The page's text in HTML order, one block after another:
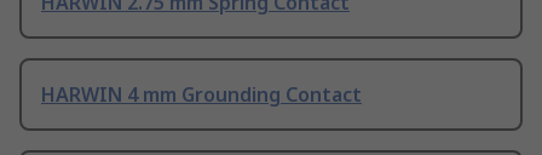
HARWIN 4 mm Grounding Contact